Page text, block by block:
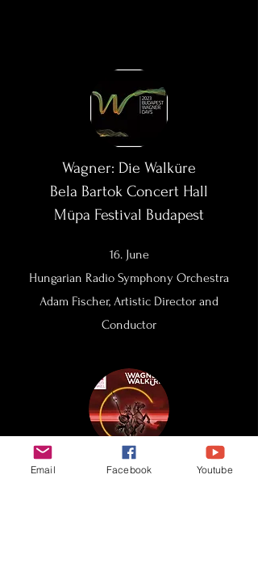
Wagner: Die Walküre
Bela Bartok Concert Hall
Müpa Festival Budapest
16. June
Hungarian Radio Symphony Orchestra
Adam Fischer, Artistic Director and
Conductor
Email Facebook Youtube